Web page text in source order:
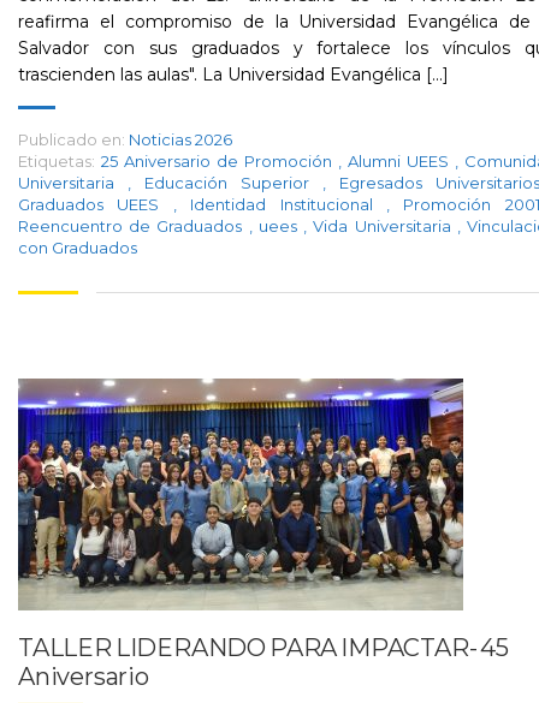
reafirma el compromiso de la Universidad Evangélica de
Salvador con sus graduados y fortalece los vínculos
trascienden las aulas". La Universidad Evangélica [...]
Publicado en: Noticias 2026
Etiquetas: 25 Aniversario de Promoción Alumni UEES
Universitaria
Educación Superior
Egresados
Graduados UEES
Identidad Institucional
Promoción
Reencuentro de Graduados
uees Vida Universitaria
con Graduados
TALLER LIDERANDO PARA IMPACTAR- 45
Aniversario